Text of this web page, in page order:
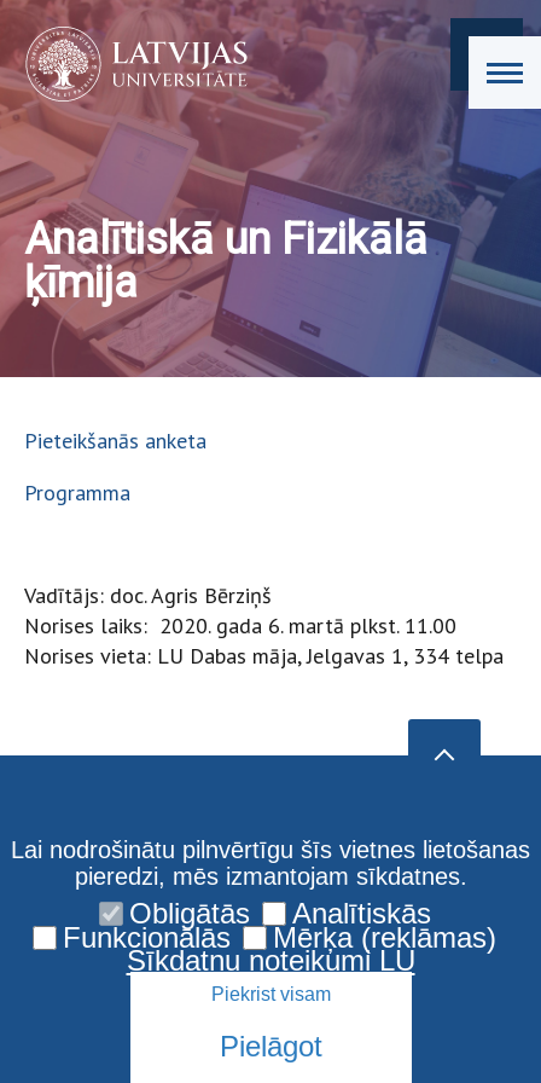
Analītiskā un Fizikālā
ķīmija
Pieteikšanās anketa
Programma
Vadītājs: doc. Agris Bērziņš
Norises laiks: 2020. gada 6. martā plkst. 11.00
Norises vieta: LU Dabas māja, Jelgavas 1, 334 telpa
Lai nodrošinātu pilnvērtīgu šīs vietnes lietošanas
pieredzi, mēs izmantojam sīkdatnes.
Obligātās Analītiskās
Funkcionālās Mērķa (reklāmas)
Sīkdatņu noteikumi LU
Piekrist visam
Pielāgot